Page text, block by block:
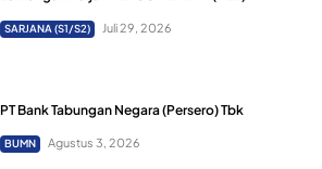
SARJANA (S1/S2) Juli 29, 2026
PT Bank Tabungan Negara (Persero) Tbk
BUMN Agustus 3, 2026